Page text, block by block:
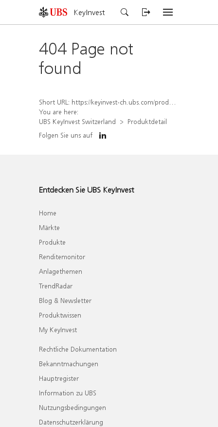
KeyInvest
404 Page not
found
Short URL: https://keyinvest-ch.ubs.com/produkt/detail/index/isin/CH1576562040
You are here:
UBS KeyInvest Switzerland
Produktdetail
Folgen Sie uns auf
Entdecken Sie UBS KeyInvest
Home
Märkte
Produkte
Renditemonitor
Anlagethemen
TrendRadar
Blog & Newsletter
Produktwissen
My KeyInvest
Rechtliche Dokumentation
Bekanntmachungen
Hauptregister
Information zu UBS
Nutzungsbedingungen
Datenschutzerklärung